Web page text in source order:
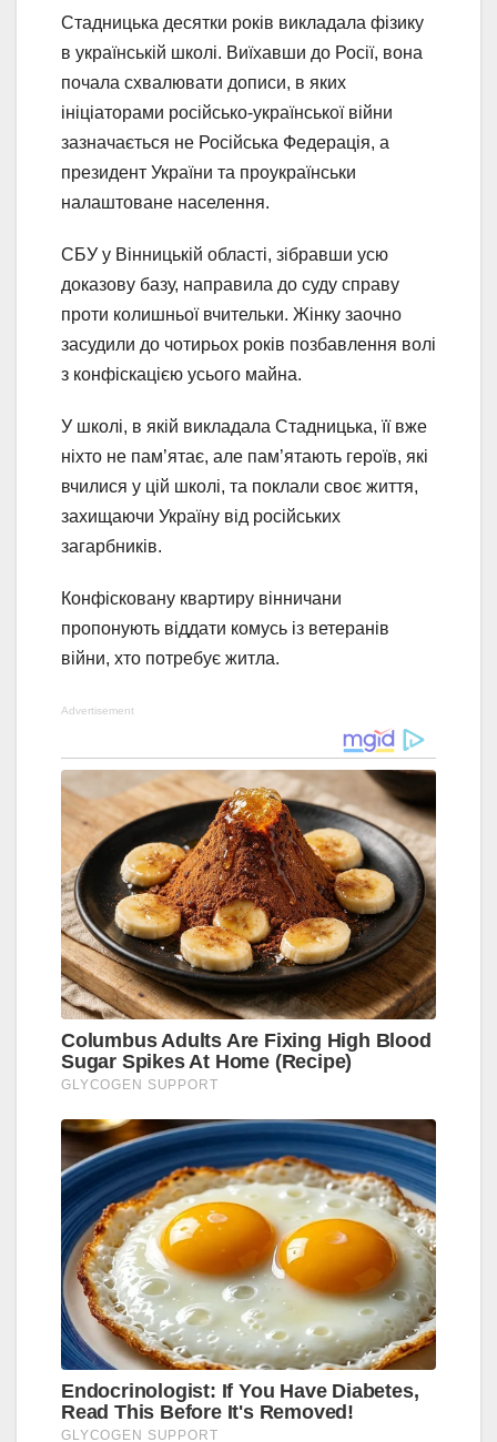
Стадницька десятки років викладала фізику
в українській школі. Виїхавши до Росії, вона
почала схвалювати дописи, в яких
ініціаторами російсько-української війни
зазначається не Російська Федерація, а
президент України та проукраїнськи
налаштоване населення.
СБУ у Вінницькій області, зібравши усю
доказову базу, направила до суду справу
проти колишньої вчительки. Жінку заочно
засудили до чотирьох років позбавлення волі
з конфіскацією усього майна.
У школі, в якій викладала Стадницька, її вже
ніхто не пам’ятає, але пам’ятають героїв, які
вчилися у цій школі, та поклали своє життя,
захищаючи Україну від російських
загарбників.
Конфісковану квартиру вінничани
пропонують віддати комусь із ветеранів
війни, хто потребує житла.
Advertisement